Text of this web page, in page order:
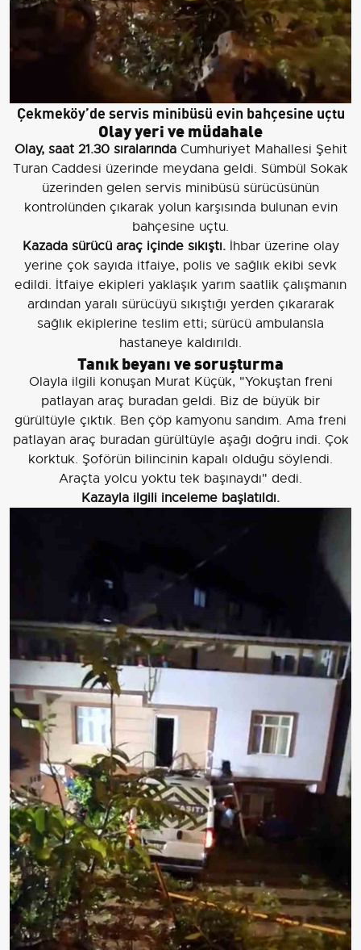
Çekmeköy’de servis minibüsü evin bahçesine uçtu
Olay yeri ve müdahale
Olay, saat 21.30 sıralarındaCumhuriyet Mahallesi Şehit
Turan Caddesi üzerinde meydana geldi. Sümbül Sokak
üzerinden gelen servis minibüsü sürücüsünün
kontrolünden çıkarak yolun karşısında bulunan evin
bahçesine uçtu.
Kazada sürücü araç içinde sıkıştı.İhbar üzerine olay
yerine çok sayıda itfaiye, polis ve sağlık ekibi sevk
edildi. İtfaiye ekipleri yaklaşık yarım saatlik çalışmanın
ardından yaralı sürücüyü sıkıştığı yerden çıkararak
sağlık ekiplerine teslim etti; sürücü ambulansla
hastaneye kaldırıldı.
Tanık beyanı ve soruşturma
Olayla ilgili konuşan Murat Küçük, "Yokuştan freni
patlayan araç buradan geldi. Biz de büyük bir
gürültüyle çıktık. Ben çöp kamyonu sandım. Ama freni
patlayan araç buradan gürültüyle aşağı doğru indi. Çok
korktuk. Şoförün bilincinin kapalı olduğu söylendi.
Araçta yolcu yoktu tek başınaydı" dedi.
Kazayla ilgili inceleme başlatıldı.